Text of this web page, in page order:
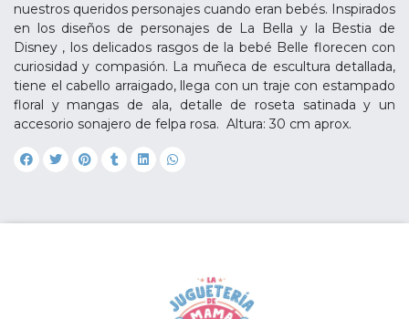
nuestros queridos personajes cuando eran bebés. Inspirados
en los diseños de personajes de La Bella y la Bestia de
Disney , los delicados rasgos de la bebé Belle florecen con
curiosidad y compasión. La muñeca de escultura detallada,
tiene el cabello arraigado, llega con un traje con estampado
floral y mangas de ala, detalle de roseta satinada y un
accesorio sonajero de felpa rosa. Altura: 30 cm aprox.